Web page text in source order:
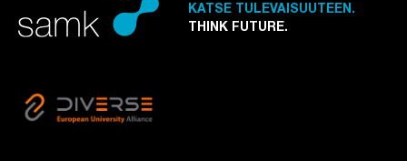
KATSE TULEVAISUUTEEN.
THINK FUTURE.